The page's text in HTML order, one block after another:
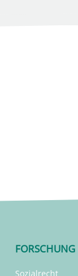
FORSCHUNG
Sozialrecht